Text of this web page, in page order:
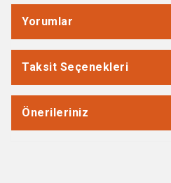
Yorumlar
Taksit Seçenekleri
Önerileriniz